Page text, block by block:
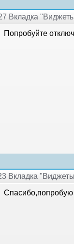
Вкладка
Попробуйте
Вкладка
Спасибо,попробую